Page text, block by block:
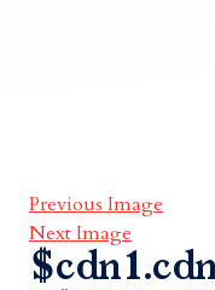
Previous Image
Next Image